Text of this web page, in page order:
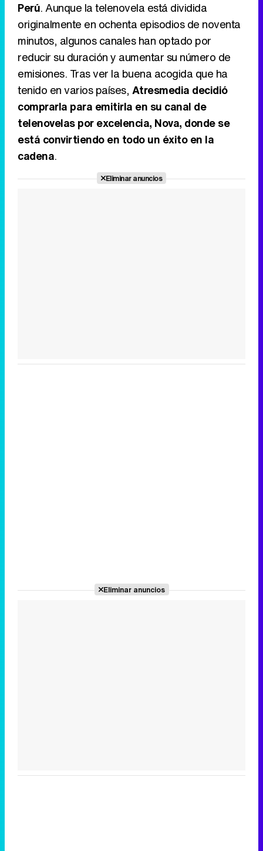
Perú. Aunque la telenovela está dividida
originalmente en ochenta episodios de noventa
minutos, algunos canales han optado por
reducir su duración y aumentar su número de
emisiones. Tras ver la buena acogida que ha
tenido en varios países, Atresmedia decidió
comprarla para emitirla en su canal de
telenovelas por excelencia, Nova, donde se
está convirtiendo en todo un éxito en la
cadena.
Eliminar anuncios
Eliminar anuncios